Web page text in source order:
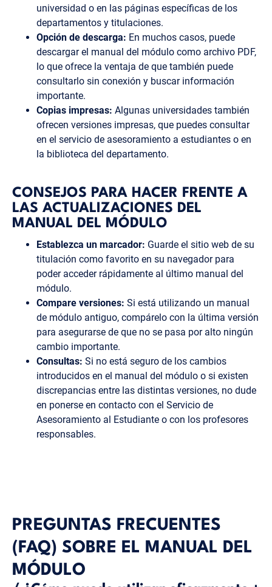
universidad o en las páginas específicas de los
departamentos y titulaciones.
Opción de descarga: En muchos casos, puede
descargar el manual del módulo como archivo PDF,
lo que ofrece la ventaja de que también puede
consultarlo sin conexión y buscar información
importante.
Copias impresas: Algunas universidades también
ofrecen versiones impresas, que puedes consultar
en el servicio de asesoramiento a estudiantes o en
la biblioteca del departamento.
CONSEJOS PARA HACER FRENTE A
LAS ACTUALIZACIONES DEL
MANUAL DEL MÓDULO
Establezca un marcador: Guarde el sitio web de su
titulación como favorito en su navegador para
poder acceder rápidamente al último manual del
módulo.
Compare versiones: Si está utilizando un manual
de módulo antiguo, compárelo con la última versión
para asegurarse de que no se pasa por alto ningún
cambio importante.
Consultas: Si no está seguro de los cambios
introducidos en el manual del módulo o si existen
discrepancias entre las distintas versiones, no dude
en ponerse en contacto con el Servicio de
Asesoramiento al Estudiante o con los profesores
responsables.
PREGUNTAS FRECUENTES
(FAQ) SOBRE EL MANUAL DEL
MÓDULO